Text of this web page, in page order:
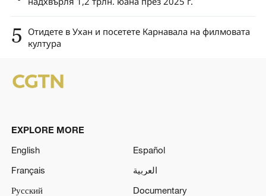
5 Отидете в Ухан и посетете Карнавала на филмовата
култура
EXPLORE MORE
English
Español
Français
العربية
Русский
Documentary